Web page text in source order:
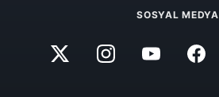
SOSYAL MEDYA